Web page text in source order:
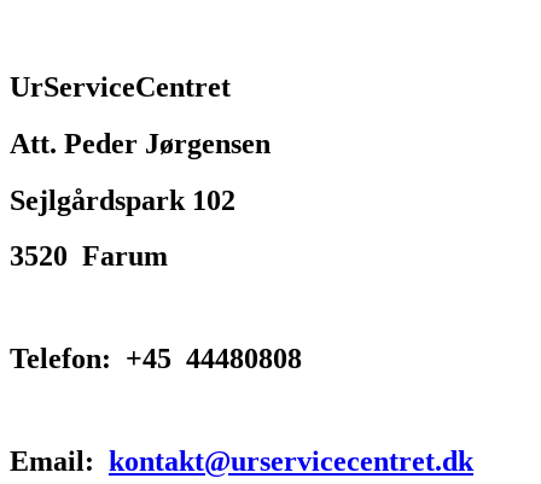
UrServiceCentret
Att. Peder Jørgensen
Sejlgårdspark 102
3520 Farum
Telefon: +45 44480808
Email: kontakt@urservicecentret.dk